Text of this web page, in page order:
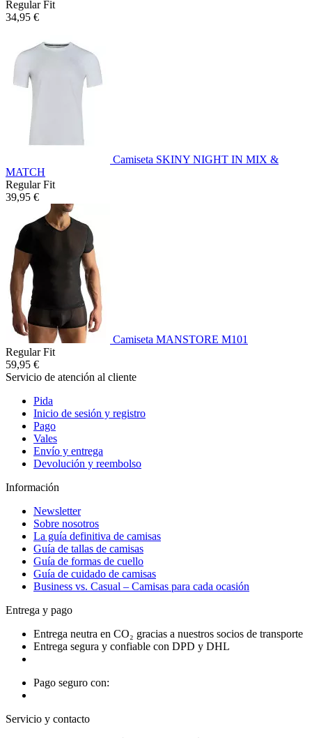
Regular Fit
34,95 €
Camiseta SKINY NIGHT IN MIX &
MATCH
Regular Fit
39,95 €
Camiseta MANSTORE M101
Regular Fit
59,95 €
Servicio de atención al cliente
Pida
Inicio de sesión y registro
Pago
Vales
Envío y entrega
Devolución y reembolso
Información
Newsletter
Sobre nosotros
La guía definitiva de camisas
Guía de tallas de camisas
Guía de formas de cuello
Guía de cuidado de camisas
Business vs. Casual – Camisas para cada ocasión
Entrega y pago
Entrega neutra en CO₂ gracias a nuestros socios de transporte
Entrega segura y confiable con DPD y DHL
Pago seguro con:
Servicio y contacto